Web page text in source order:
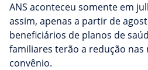
ANS aconteceu somente em
assim, apenas a partir de
beneficiários de planos de
familiares terão a redução nas
convênio.